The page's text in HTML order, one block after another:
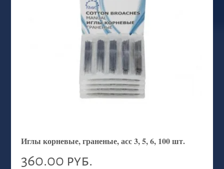
Иглы корневые, граненые, асс 3, 5, 6, 100 шт.
360.00 руб.